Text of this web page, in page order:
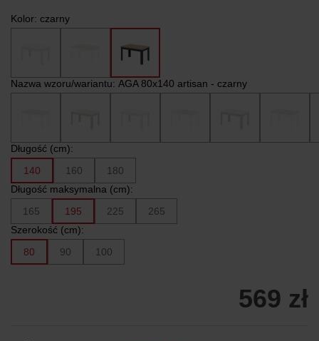
Kolor: czarny
Nazwa wzoru/wariantu: AGA 80x140 artisan - czarny
Długość (cm):
140
160
180
Długość maksymalna (cm):
165
195 225
265
Szerokość (cm):
80
90 100
569 zł